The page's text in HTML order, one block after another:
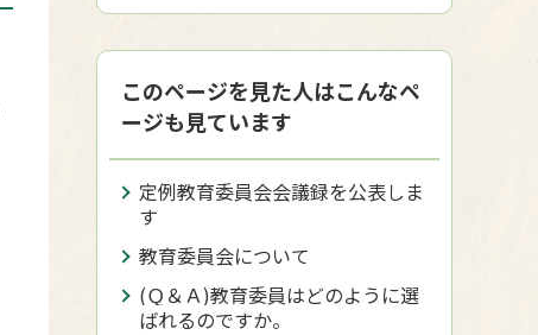
このページを見た人はこんなペ
ージも見ています
定例教育委員会会議録を公表しま
す
教育委員会について
(Ｑ＆Ａ)教育委員はどのように選
ばれるのですか。